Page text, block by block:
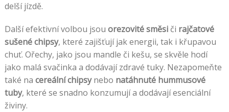
delší jízdě.
Další efektivní volbou jsou orezovité směsiči rajčatové
sušené chipsy, které zajišťují jak energii, tak i křupavou
chuť. Ořechy, jako jsou mandle či kešu, se skvěle hodí
jako malá svačinka a dodávají zdravé tuky. Nezapomeňte
také na cereální chipsynebo natáhnuté hummusové
tuby, které se snadno konzumují a dodávají esenciální
živiny.